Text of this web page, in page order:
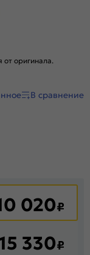
оригинала.
В сравнение
020₽
330₽